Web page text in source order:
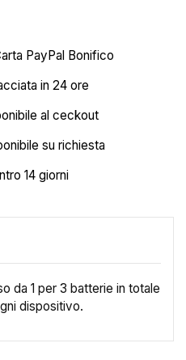
PayPal Bonifico
in 24 ore
al ceckout
su richiesta
14 giorni
da 1 per 3 batterie in totale
dispositivo.